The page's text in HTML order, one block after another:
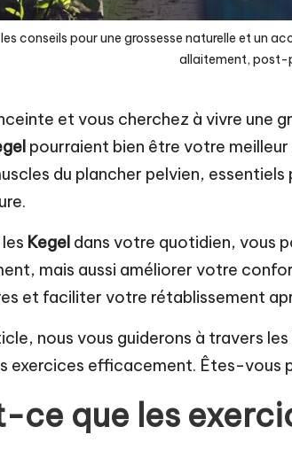
conseils pour une grossesse naturelle et un
allaitement, post-
et vous cherchez à vivre une
pourraient bien être votre meilleur
du plancher pelvien,
Kegel dans votre quotidien, vous
mais aussi améliorer votre
et faciliter votre rétablissement
nous vous guiderons à travers
exercices efficacement. Êtes-vous
ce que les